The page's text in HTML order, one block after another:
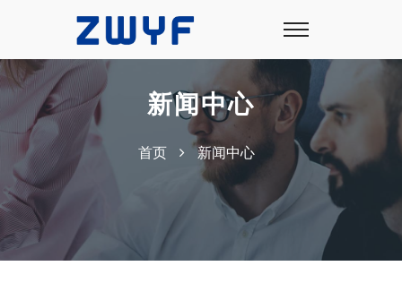
新闻中心
首页 新闻中心